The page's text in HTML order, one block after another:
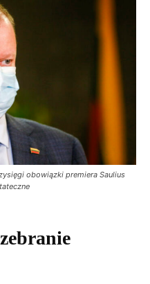
obowiązki premiera Saulius